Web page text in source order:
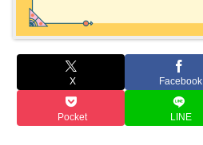
X Facebook
Pocket LINE